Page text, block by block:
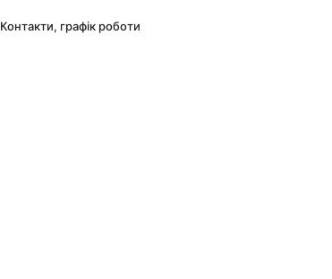
Контакти, графік роботи